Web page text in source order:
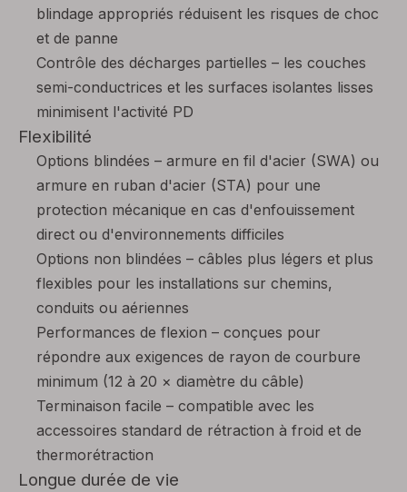
blindage appropriés réduisent les risques de choc
et de panne
Contrôle des décharges partielles – les couches
semi-conductrices et les surfaces isolantes lisses
minimisent l'activité PD
Flexibilité
Options blindées – armure en fil d'acier (SWA) ou
armure en ruban d'acier (STA) pour une
protection mécanique en cas d'enfouissement
direct ou d'environnements difficiles
Options non blindées – câbles plus légers et plus
flexibles pour les installations sur chemins,
conduits ou aériennes
Performances de flexion – conçues pour
répondre aux exigences de rayon de courbure
minimum (12 à 20 × diamètre du câble)
Terminaison facile – compatible avec les
accessoires standard de rétraction à froid et de
thermorétraction
Longue durée de vie